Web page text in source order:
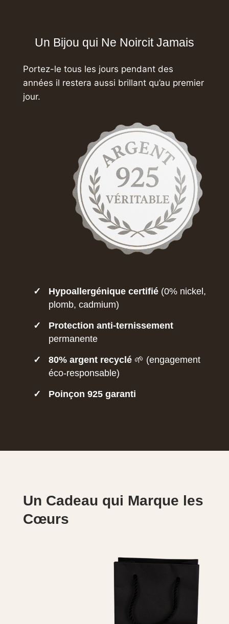
Un Bijou qui Ne Noircit Jamais
Portez-le tous les jours pendant des
années il restera aussi brillant qu’au premier
jour.
✓ Hypoallergénique certifié(0% nickel,
plomb, cadmium)
✓
Protection anti-ternissement
permanente
✓ 80% argent recyclé🌱 (engagement
éco-responsable)
✓ Poinçon 925 garanti
Un Cadeau qui Marque les
Cœurs